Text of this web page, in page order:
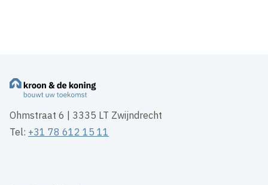
Ohmstraat 6 | 3335 LT Zwijndrecht
Tel: +31 78 612 15 11